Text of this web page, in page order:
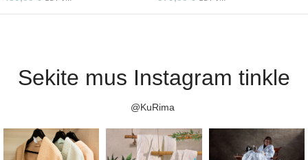
Sekite mus Instagram tinkle
@KuRima